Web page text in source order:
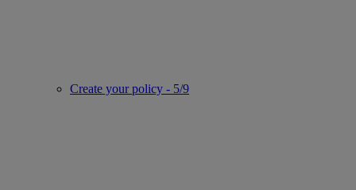
Create your policy - 5/9